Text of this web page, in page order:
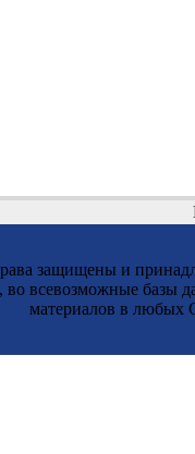
защищены и
всевозможные базы
материалов в любых